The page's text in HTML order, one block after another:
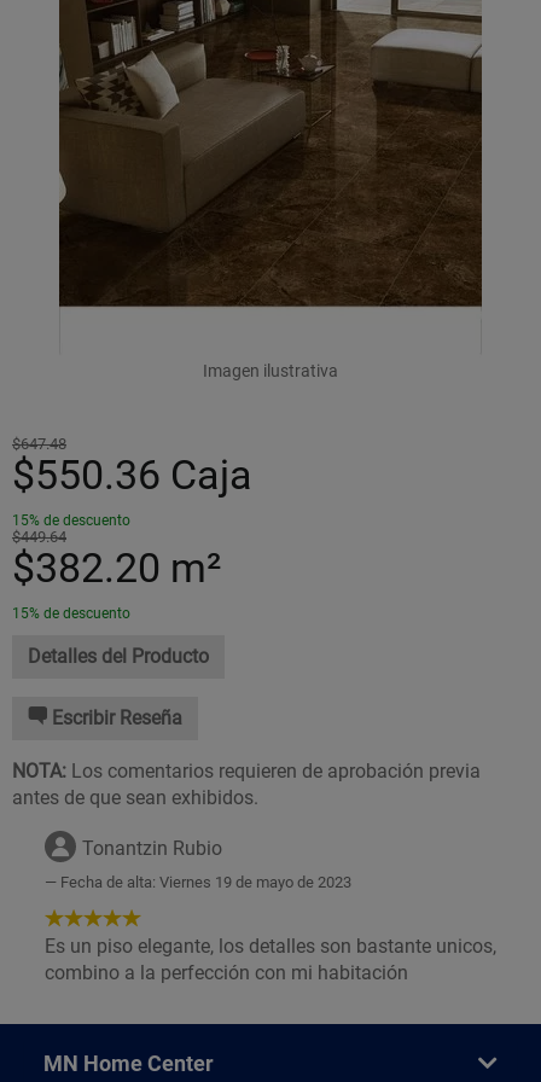
Imagen ilustrativa
$647.48
$550.36 Caja
15% de descuento
$449.64
$382.20 m²
15% de descuento
Detalles del Producto
Escribir Reseña
NOTA: Los comentarios requieren de aprobación previa
antes de que sean exhibidos.
Tonantzin Rubio
Fecha de alta: Viernes 19 de mayo de 2023
5
de
5
Es un piso elegante, los detalles son bastante unicos,
combino a la perfección con mi habitación
MN Home Center